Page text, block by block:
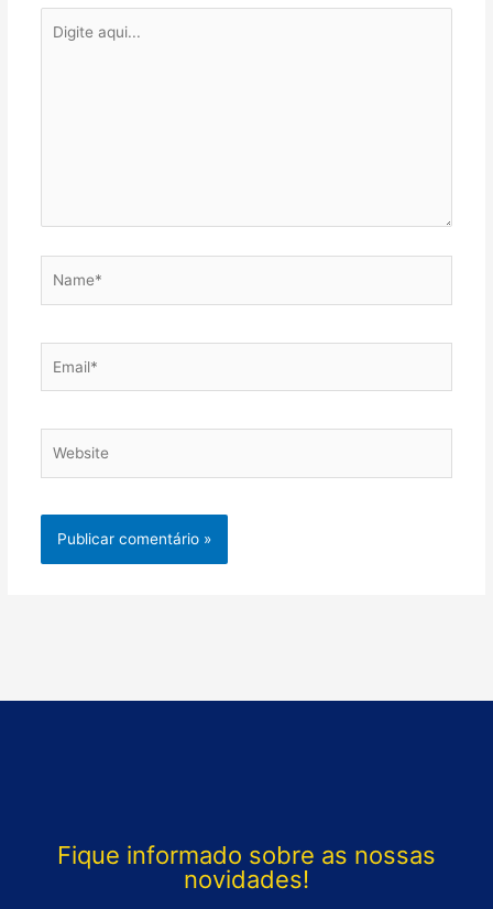
aqui...
Fique informado sobre as nossas
novidades!